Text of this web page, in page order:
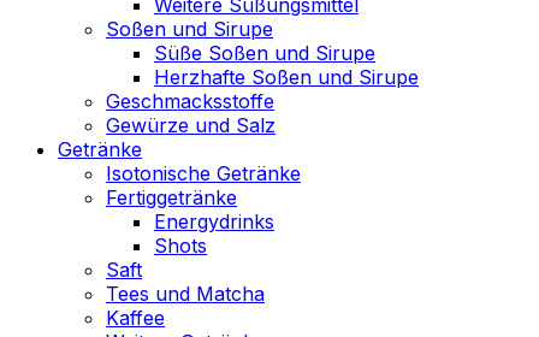
Soßen und Sirupe
Süße Soßen und Sirupe
Herzhafte Soßen und Sirupe
Geschmacksstoffe
Gewürze und Salz
Getränke
Isotonische Getränke
Fertiggetränke
Energydrinks
Shots
Saft
Tees und Matcha
Kaffee